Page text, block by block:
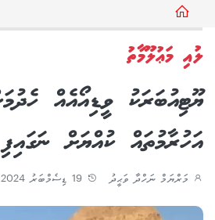
ލުއި މަޢުލޫމާތު
ޔޫޓިއުބަރަކު ވީޑިއޯއެއް
އަހުރާމުތައް ކުއްޔަށް ނަގައިފި
މަރްޔަމް ނަހްދާ ވަޙީދު